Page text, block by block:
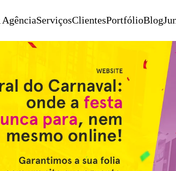
AgênciaServiçosClientesPortfólioBlog